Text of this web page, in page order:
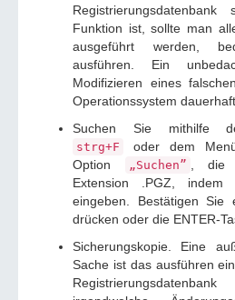
Funktion ist, sollte man
ausgeführt werden,
ausführen. Ein
Modifizieren eines
Operationssystem
Suchen Sie mithilfe
strg+F
oder dem
Option
„Suchen”
, die
Extension .PGZ,
eingeben. Bestätigen
drücken oder die ENTER-
Sicherungskopie. Eine
Sache ist das ausführen